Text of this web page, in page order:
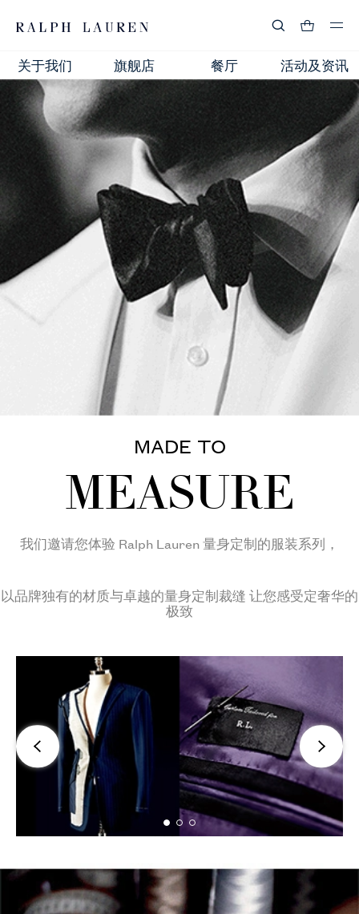
热门搜索
流行分类
关于我们 旗舰店 餐厅 活动及资讯
MADE TO
MEASURE
我们邀请您体验 Ralph Lauren 量身定制的服装系列，
以品牌独有的材质与卓越的量身定制裁缝 让您感受定奢华的
极致